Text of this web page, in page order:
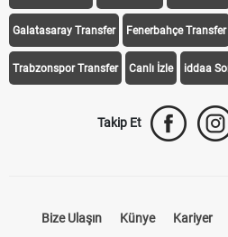
Galatasaray Transfer Fenerbahçe Transfer
Trabzonspor Transfer Canlı İzle iddaa
Takip Et
Bize Ulaşın Künye Kariyer